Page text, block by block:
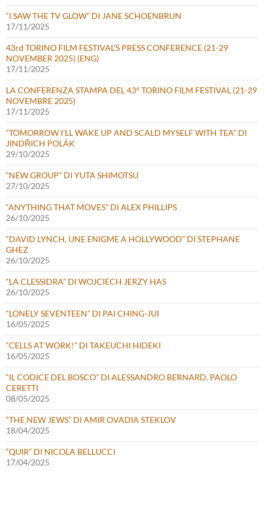
“I SAW THE TV GLOW” DI JANE SCHOENBRUN
17/11/2025
43rd TORINO FILM FESTIVAL’S PRESS CONFERENCE (21-29
NOVEMBER 2025) (ENG)
17/11/2025
LA CONFERENZA STAMPA DEL 43° TORINO FILM FESTIVAL (21-29
NOVEMBRE 2025)
17/11/2025
“TOMORROW I’LL WAKE UP AND SCALD MYSELF WITH TEA” DI
JINDŘICH POLÁK
29/10/2025
“NEW GROUP” DI YUTA SHIMOTSU
27/10/2025
“ANYTHING THAT MOVES” DI ALEX PHILLIPS
26/10/2025
“DAVID LYNCH, UNE ENIGME A HOLLYWOOD” DI STEPHANE
GHEZ
26/10/2025
“LA CLESSIDRA” DI WOJCIECH JERZY HAS
26/10/2025
“LONELY SEVENTEEN” DI PAI CHING-JUI
16/05/2025
“CELLS AT WORK!” DI TAKEUCHI HIDEKI
16/05/2025
“IL CODICE DEL BOSCO” DI ALESSANDRO BERNARD, PAOLO
CERETTI
08/05/2025
“THE NEW JEWS” DI AMIR OVADIA STEKLOV
18/04/2025
“QUIR” DI NICOLA BELLUCCI
17/04/2025